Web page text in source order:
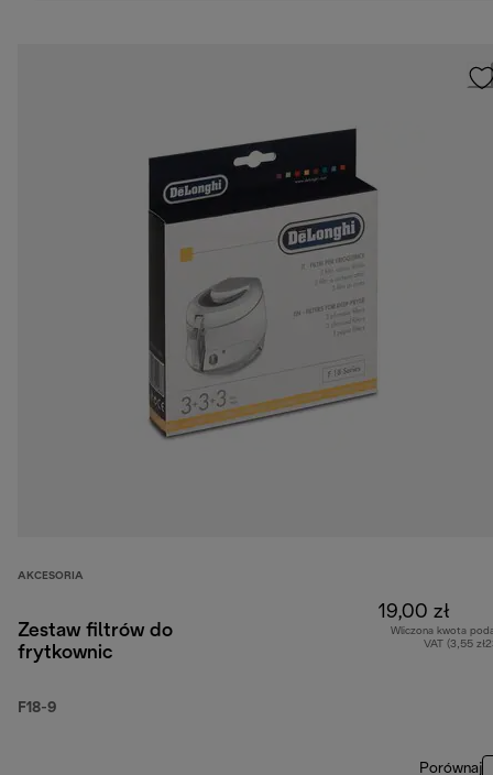
AKCESORIA
Zestaw filtrów do
frytkownic
F18-9
19,00 zł
Wliczona kwota
VAT (3,55
Porównaj